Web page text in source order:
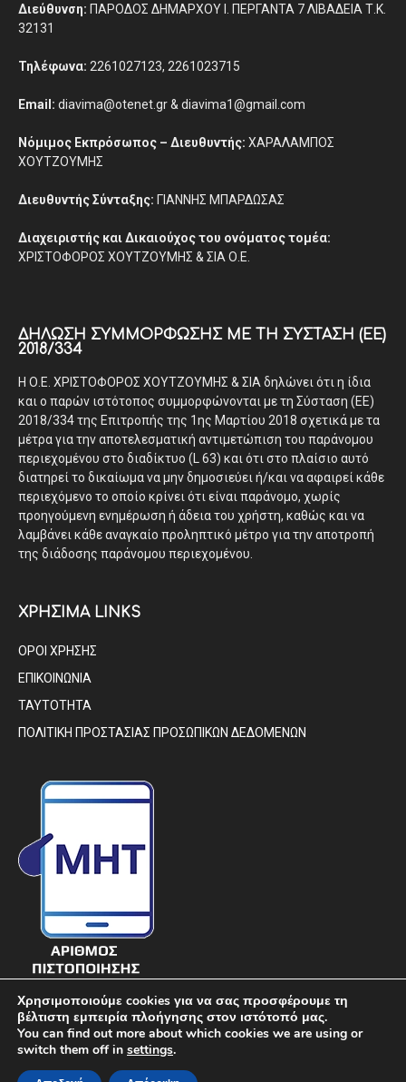
Διεύθυνση: ΠΑΡΟΔΟΣ ΔΗΜΑΡΧΟΥ Ι. ΠΕΡΓΑΝΤΑ 7 ΛΙΒΑΔΕΙΑ Τ.Κ.
32131
Τηλέφωνα: 2261027123, 2261023715
Email: diavima@otenet.gr & diavima1@gmail.com
Νόμιμος Εκπρόσωπος – Διευθυντής: ΧΑΡΑΛΑΜΠΟΣ
ΧΟΥΤΖΟΥΜΗΣ
Διευθυντής Σύνταξης: ΓΙΑΝΝΗΣ ΜΠΑΡΔΩΣΑΣ
Διαχειριστής και Δικαιούχος του ονόματος τομέα:
ΧΡΙΣΤΟΦΟΡΟΣ ΧΟΥΤΖΟΥΜΗΣ & ΣΙΑ Ο.Ε.
ΔΉΛΩΣΗ ΣΥΜΜΌΡΦΩΣΗΣ ΜΕ ΤΗ ΣΎΣΤΑΣΗ (ΕΕ)
2018/334
Η Ο.Ε. ΧΡΙΣΤΟΦΟΡΟΣ ΧΟΥΤΖΟΥΜΗΣ & ΣΙΑ δηλώνει ότι η ίδια
και ο παρών ιστότοπος συμμορφώνονται με τη Σύσταση (ΕΕ)
2018/334 της Επιτροπής της 1ης Μαρτίου 2018 σχετικά με τα
μέτρα για την αποτελεσματική αντιμετώπιση του παράνομου
περιεχομένου στο διαδίκτυο (L 63) και ότι στο πλαίσιο αυτό
διατηρεί το δικαίωμα να μην δημοσιεύει ή/και να αφαιρεί κάθε
περιεχόμενο το οποίο κρίνει ότι είναι παράνομο, χωρίς
προηγούμενη ενημέρωση ή άδεια του χρήστη, καθώς και να
λαμβάνει κάθε αναγκαίο προληπτικό μέτρο για την αποτροπή
της διάδοσης παράνομου περιεχομένου.
ΧΡΗΣΙΜΑ LINKS
ΟΡΟΙ ΧΡΗΣΗΣ
ΕΠΙΚΟΙΝΩΝΙΑ
ΤΑΥΤΟΤΗΤΑ
ΠΟΛΙΤΙΚΗ ΠΡΟΣΤΑΣΙΑΣ ΠΡΟΣΩΠΙΚΩΝ ΔΕΔΟΜΕΝΩΝ
© DIAVIMA.GR - «ΔΙΑΒΗΜΑ» ΕΒΔΟΜΑΔΙΑΙΑ ΠΟΛΙΤΙΚΗ ΣΑΤΙΡΙΚΗ
Χρησιμοποιούμε cookies για να σας προσφέρουμε τη
βέλτιστη εμπειρία πλοήγησης στον ιστότοπό μας.
You can find out more about which cookies we are using or
switch them off in settings.